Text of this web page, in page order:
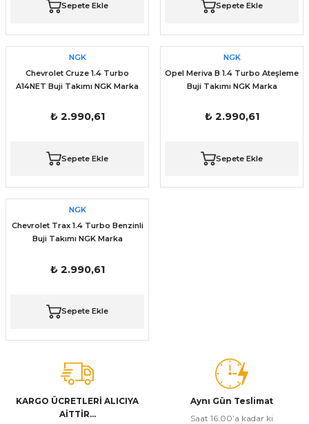
Sepete Ekle Sepete Ekle
NGK
Chevrolet Cruze 1.4 Turbo
A14NET Buji Takımı NGK Marka
₺ 2.990,61
Sepete Ekle
NGK
Opel Meriva B 1.4 Turbo Ateşleme
Buji Takımı NGK Marka
₺ 2.990,61
Sepete Ekle
NGK
Chevrolet Trax 1.4 Turbo Benzinli
Buji Takımı NGK Marka
₺ 2.990,61
Sepete Ekle
KARGO ÜCRETLERİ ALICIYA
AİTTİR...
Aynı Gün Teslimat
Saat 16:00’a kadar ki